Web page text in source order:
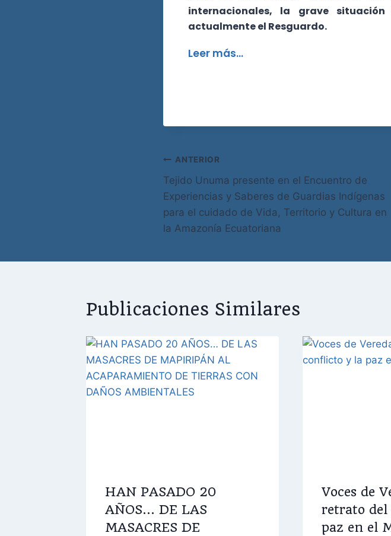
internacionales, la grave
actualmente el Resguardo.
Leer más…
ANTERIOR
Tejido Unuma presente en el Encuentro de
Experiencias y Saberes de Guardias Indígenas
para el cuidado de Vida, Territorio y Cultura en
la Amazonía Ecuatoriana
Publicaciones Similares
HAN PASADO 20
AÑOS… DE LAS
MASACRES DE
Voces de
retrato
paz en el